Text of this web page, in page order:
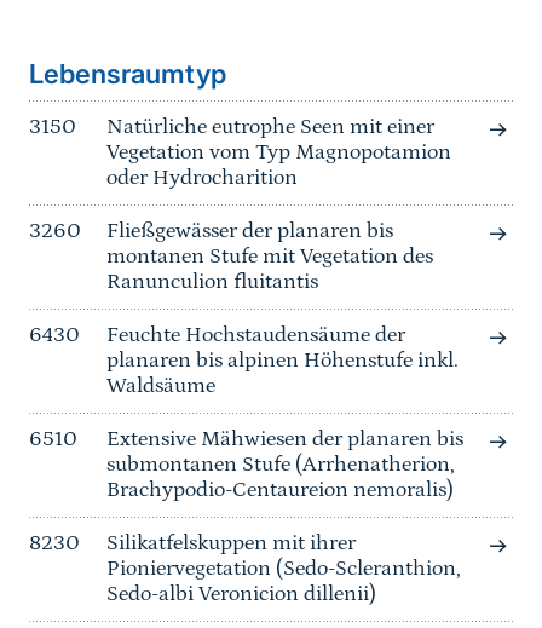
Lebensraumtyp
3150
Natürliche eutrophe Seen mit einer
Vegetation vom Typ Magnopotamion
oder Hydrocharition
3260
Fließgewässer der planaren bis
montanen Stufe mit Vegetation des
Ranunculion fluitantis
6430
Feuchte Hochstaudensäume der
planaren bis alpinen Höhenstufe inkl.
Waldsäume
6510
Extensive Mähwiesen der planaren bis
submontanen Stufe (Arrhenatherion,
Brachypodio-Centaureion nemoralis)
8230
Silikatfelskuppen mit ihrer
Pioniervegetation (Sedo-Scleranthion,
Sedo-albi Veronicion dillenii)